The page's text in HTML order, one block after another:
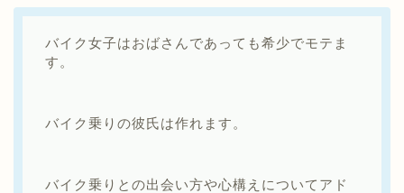
バイク女子はおばさんであっても希少でモテま
す。
バイク乗りの彼氏は作れます。
バイク乗りとの出会い方や心構えについてアド